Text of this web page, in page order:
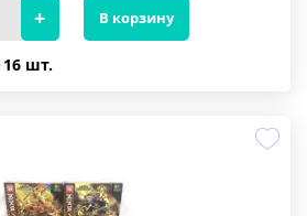
16 шт.
В корзину